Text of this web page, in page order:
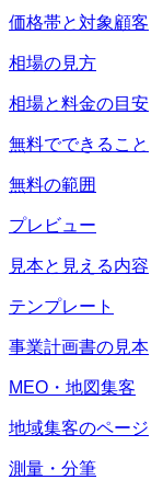
価格帯と対象顧客
相場の見方
相場と料金の目安
無料でできること
無料の範囲
プレビュー
見本と見える内容
テンプレート
事業計画書の見本
MEO・地図集客
地域集客のページ
測量・分筆